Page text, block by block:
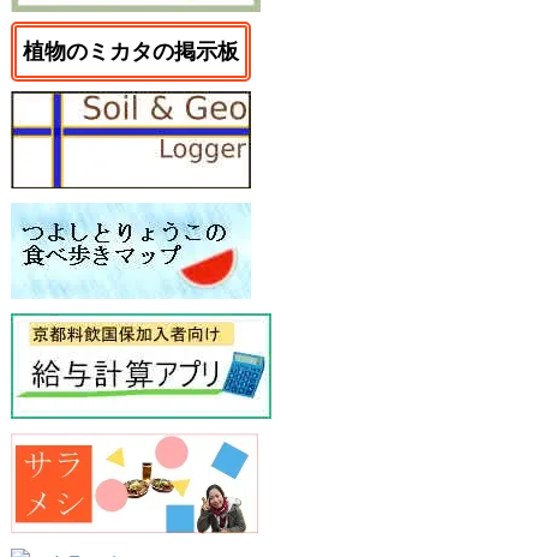
植物のミカタの掲示板